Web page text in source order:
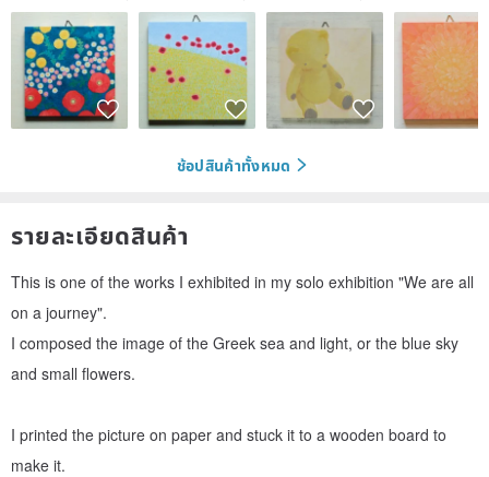
ช้อปสินค้าทั้งหมด
รายละเอียดสินค้า
This is one of the works I exhibited in my solo exhibition "We are all
on a journey".
I composed the image of the Greek sea and light, or the blue sky
and small flowers.
I printed the picture on paper and stuck it to a wooden board to
make it.